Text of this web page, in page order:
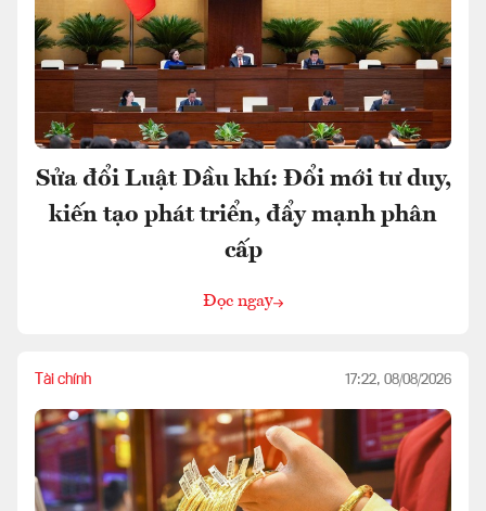
Sửa đổi Luật Dầu khí: Đổi mới tư duy,
kiến tạo phát triển, đẩy mạnh phân
cấp
Đọc ngay
Tài chính 17:22, 08/08/2026